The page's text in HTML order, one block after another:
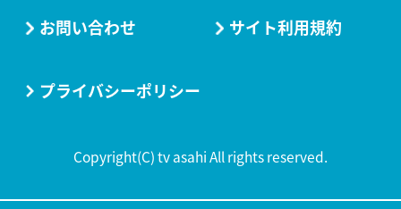
お問い合わせ サイト利用規約
プライバシーポリシー
Copyright(C) tv asahi All rights reserved.